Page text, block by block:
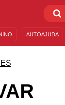
AUTOAJUDA